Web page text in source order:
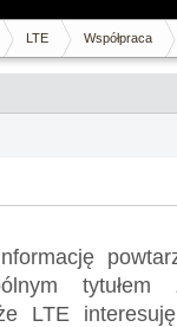
LTE Współpraca
tytułem
LTE